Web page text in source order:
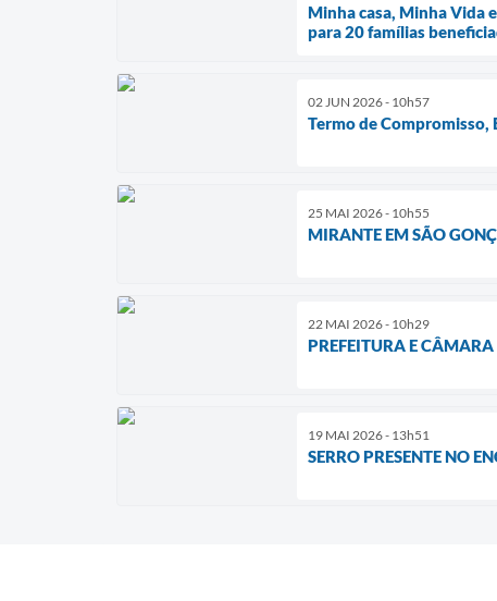
Minha casa, Minha Vida
para 20 famílias
02 JUN 2026 - 10h57
Termo de Compromisso,
25 MAI 2026 - 10h55
MIRANTE EM SÃO
22 MAI 2026 - 10h29
PREFEITURA E
19 MAI 2026 - 13h51
SERRO PRESENTE NO